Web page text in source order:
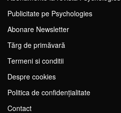
Publicitate pe Psychologies
Abonare Newsletter
Tărg de primăvară
Termeni si conditii
Despre cookies
Politica de confidențialitate
Contact